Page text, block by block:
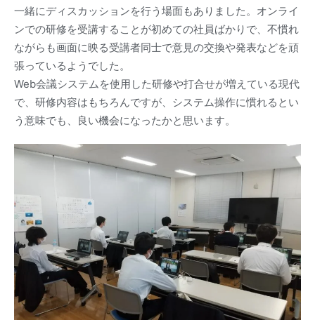
一緒にディスカッションを行う場面もありました。オンライ
ンでの研修を受講することが初めての社員ばかりで、不慣れ
ながらも画面に映る受講者同士で意見の交換や発表などを頑
張っているようでした。
Web会議システムを使用した研修や打合せが増えている現代
で、研修内容はもちろんですが、システム操作に慣れるとい
う意味でも、良い機会になったかと思います。